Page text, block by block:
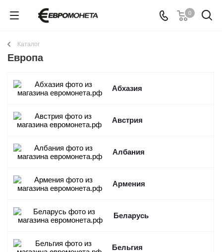
0
Каталог
Европа
Абхазия
Австрия
Албания
Армения
Беларусь
Бельгия